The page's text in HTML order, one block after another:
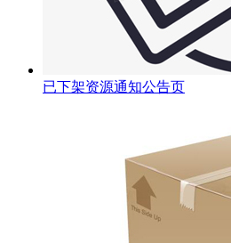
已下架资源通知公告页